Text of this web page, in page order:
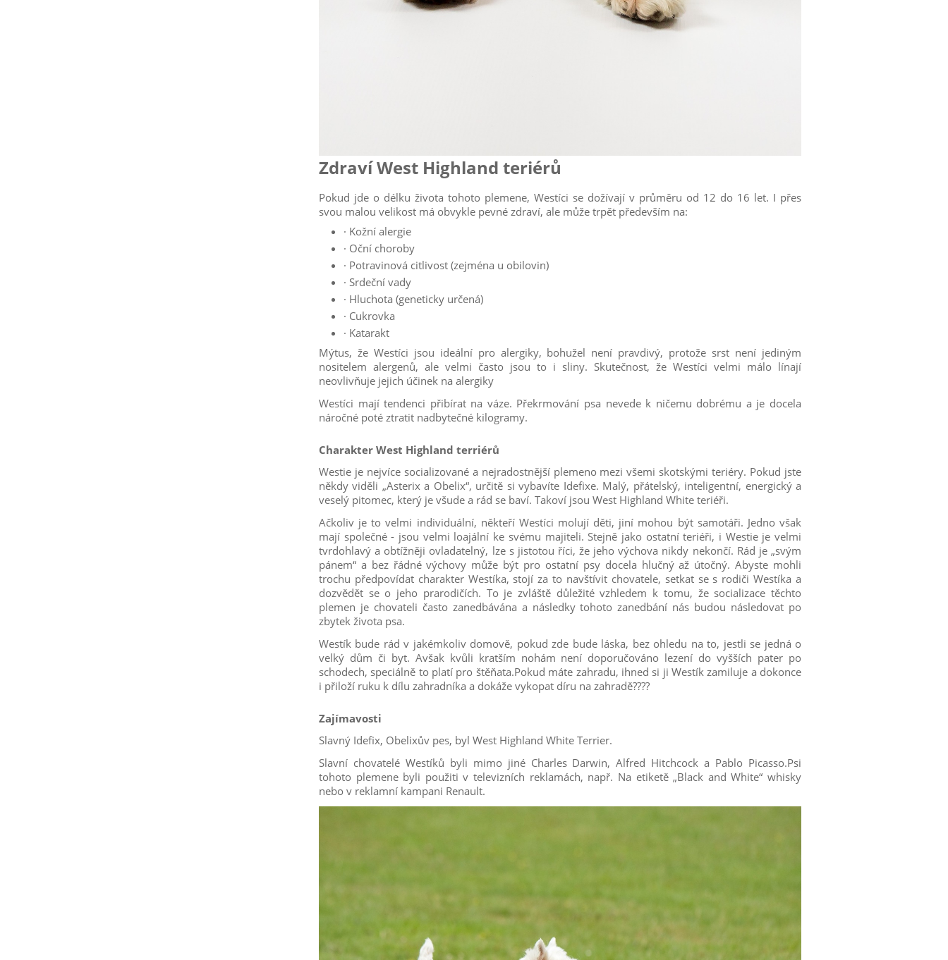
Zdraví West Highland teriérů
Pokud jde o délku života tohoto plemene, Westíci se dožívají v průměru od 12 do 16 let. I přes
svou malou velikost má obvykle pevné zdraví, ale může trpět především na:
· Kožní alergie
· Oční choroby
· Potravinová citlivost (zejména u obilovin)
· Srdeční vady
· Hluchota (geneticky určená)
· Cukrovka
· Katarakt
Mýtus, že Westíci jsou ideální pro alergiky, bohužel není pravdivý, protože srst není jediným
nositelem alergenů, ale velmi často jsou to i sliny. Skutečnost, že Westíci velmi málo línají
neovlivňuje jejich účinek na alergiky
Westíci mají tendenci přibírat na váze. Překrmování psa nevede k ničemu dobrému a je docela
náročné poté ztratit nadbytečné kilogramy.
Charakter West Highland terriérů
Westie je nejvíce socializované a nejradostnější plemeno mezi všemi skotskými teriéry. Pokud jste
někdy viděli „Asterix a Obelix“, určitě si vybavíte Idefixe. Malý, přátelský, inteligentní, energický a
veselý pitomec, který je všude a rád se baví. Takoví jsou West Highland White teriéři.
Ačkoliv je to velmi individuální, někteří Westíci molují děti, jiní mohou být samotáři. Jedno však
mají společné - jsou velmi loajální ke svému majiteli. Stejně jako ostatní teriéři, i Westie je velmi
tvrdohlavý a obtížněji ovladatelný, lze s jistotou říci, že jeho výchova nikdy nekončí. Rád je „svým
pánem“ a bez řádné výchovy může být pro ostatní psy docela hlučný až útočný. Abyste mohli
trochu předpovídat charakter Westíka, stojí za to navštívit chovatele, setkat se s rodiči Westíka a
dozvědět se o jeho prarodičích. To je zvláště důležité vzhledem k tomu, že socializace těchto
plemen je chovateli často zanedbávána a následky tohoto zanedbání nás budou následovat po
zbytek života psa.
Westík bude rád v jakémkoliv domově, pokud zde bude láska, bez ohledu na to, jestli se jedná o
velký dům či byt. Avšak kvůli kratším nohám není doporučováno lezení do vyšších pater po
schodech, speciálně to platí pro štěňata.Pokud máte zahradu, ihned si ji Westík zamiluje a dokonce
i přiloží ruku k dílu zahradníka a dokáže vykopat díru na zahradě????
Zajímavosti
Slavný Idefix, Obelixův pes, byl West Highland White Terrier.
Slavní chovatelé Westíků byli mimo jiné Charles Darwin, Alfred Hitchcock a Pablo Picasso.Psi
tohoto plemene byli použiti v televizních reklamách, např. Na etiketě „Black and White“ whisky
nebo v reklamní kampani Renault.